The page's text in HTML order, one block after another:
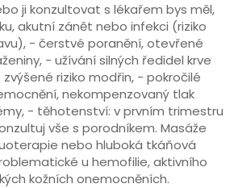
ji konzultovat s lékařem bys měl,
akutní zánět nebo infekci (riziko
- čerstvé poranění, otevřené
- užívání silných ředidel krve
riziko modřin, - pokročilé
nekompenzovaný tlak
- těhotenství: v prvním trimestru
vše s porodníkem. Masáže
nebo hluboká tkáňová
u hemofilie, aktivního
kožních onemocněních.